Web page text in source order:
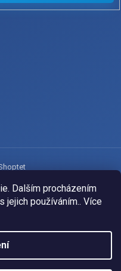
Dalším procházením
jejich používáním.. Více
práva vyhrazena.